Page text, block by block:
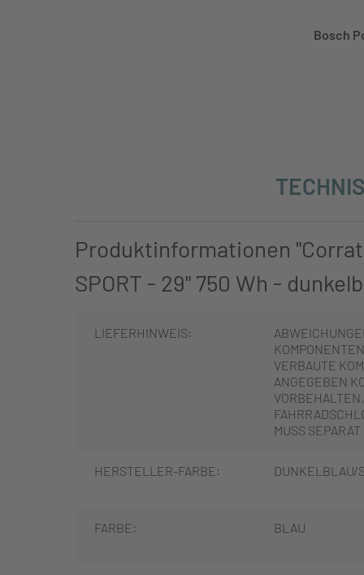
Bosch
Produktinformationen
SPORT - 29" 750 Wh -
LIEFERHINWEIS:
VERBAUTE
ANGEGEBEN
MUSS
HERSTELLER-FARBE: DUNKELBLAU/
FARBE: BLAU